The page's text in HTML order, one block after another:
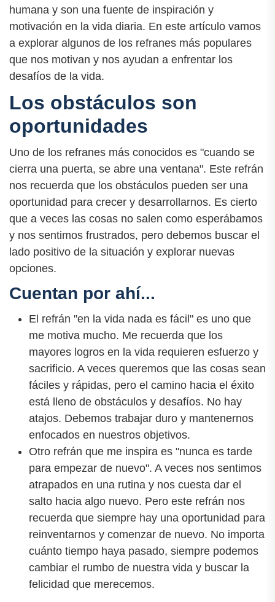
humana y son una fuente de inspiración y
motivación en la vida diaria. En este artículo vamos
a explorar algunos de los refranes más populares
que nos motivan y nos ayudan a enfrentar los
desafíos de la vida.
Los obstáculos son
oportunidades
Uno de los refranes más conocidos es "cuando se
cierra una puerta, se abre una ventana". Este refrán
nos recuerda que los obstáculos pueden ser una
oportunidad para crecer y desarrollarnos. Es cierto
que a veces las cosas no salen como esperábamos
y nos sentimos frustrados, pero debemos buscar el
lado positivo de la situación y explorar nuevas
opciones.
Cuentan por ahí...
El refrán "en la vida nada es fácil" es uno que
me motiva mucho. Me recuerda que los
mayores logros en la vida requieren esfuerzo y
sacrificio. A veces queremos que las cosas sean
fáciles y rápidas, pero el camino hacia el éxito
está lleno de obstáculos y desafíos. No hay
atajos. Debemos trabajar duro y mantenernos
enfocados en nuestros objetivos.
Otro refrán que me inspira es "nunca es tarde
para empezar de nuevo". A veces nos sentimos
atrapados en una rutina y nos cuesta dar el
salto hacia algo nuevo. Pero este refrán nos
recuerda que siempre hay una oportunidad para
reinventarnos y comenzar de nuevo. No importa
cuánto tiempo haya pasado, siempre podemos
cambiar el rumbo de nuestra vida y buscar la
felicidad que merecemos.